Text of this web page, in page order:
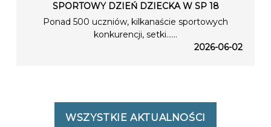
SPORTOWY DZIEŃ DZIECKA W SP 18
Ponad 500 uczniów, kilkanaście sportowych
konkurencji, setki…...
2026-06-02
WSZYSTKIE AKTUALNOŚCI